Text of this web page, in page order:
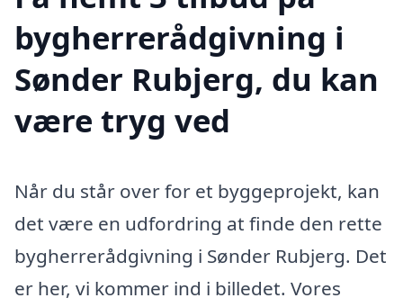
bygherrerådgivning i
Sønder Rubjerg, du kan
være tryg ved
Når du står over for et byggeprojekt, kan
det være en udfordring at finde den rette
bygherrerådgivning i Sønder Rubjerg. Det
er her, vi kommer ind i billedet. Vores